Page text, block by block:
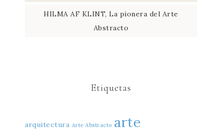
HILMA AF KLINT, La pionera del Arte
Abstracto
Etiquetas
arquitectura Arte Abstracto arte